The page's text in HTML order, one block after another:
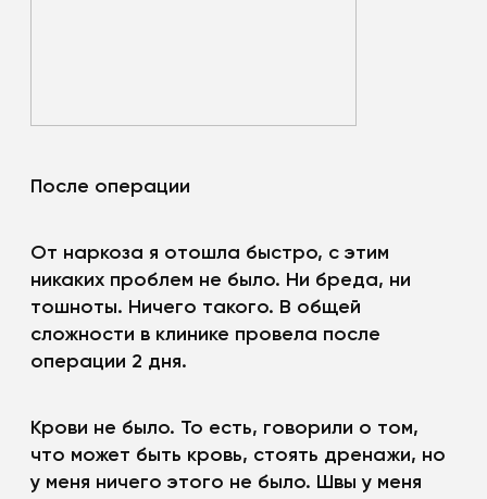
После операции
От наркоза я отошла быстро, с этим
никаких проблем не было. Ни бреда, ни
тошноты. Ничего такого. В общей
сложности в клинике провела после
операции 2 дня.
Крови не было. То есть, говорили о том,
что может быть кровь, стоять дренажи, но
у меня ничего этого не было. Швы у меня